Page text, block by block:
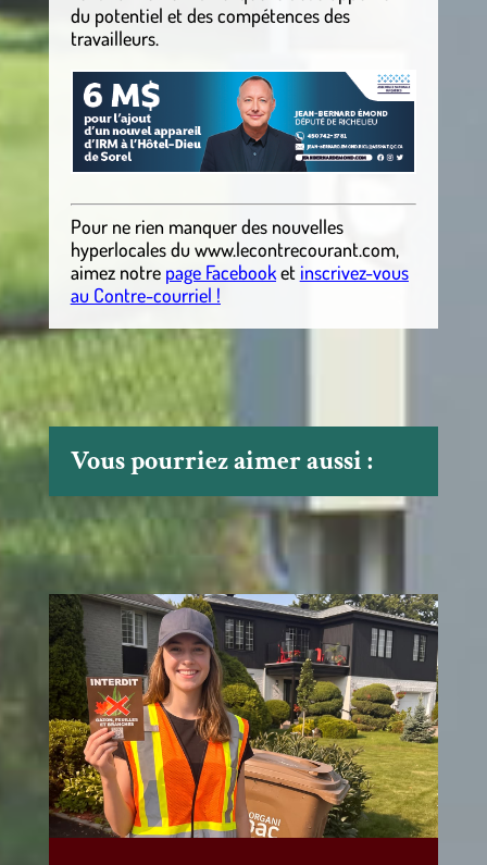
du potentiel et des compétences des
travailleurs.
Pour ne rien manquer des nouvelles
hyperlocalesdu www.lecontrecourant.com,
aimez notre page Facebooket inscrivez-vous
au Contre-courriel !
Vous pourriez aimer aussi :